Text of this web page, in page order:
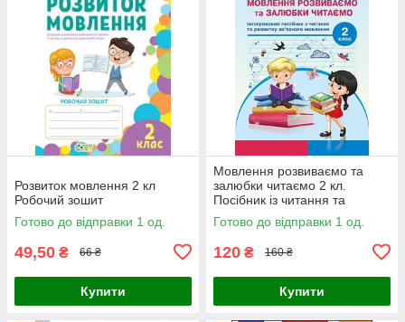
Розвиток мовлення 2 кл
Робочий зошит
Готово до відправки 1 од.
49,50 ₴ 66 ₴
Купити
Мовлення розвиваємо та
залюбки читаємо 2 кл.
Посібник із читання та
розвитку звязного мовлення
Готово до відправки 1 од.
120 ₴ 160 ₴
Купити